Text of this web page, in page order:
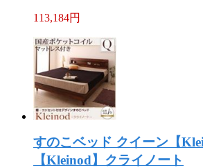
113,184円
すのこベッド クイーン【
【Kleinod】クライノート